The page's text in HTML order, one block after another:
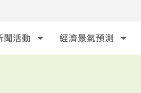
聞活動 經濟景氣預測